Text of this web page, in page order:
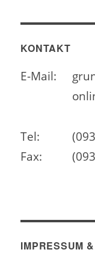
KONTAKT
E-Mail:
Tel:
Fax:
IMPRESSUM